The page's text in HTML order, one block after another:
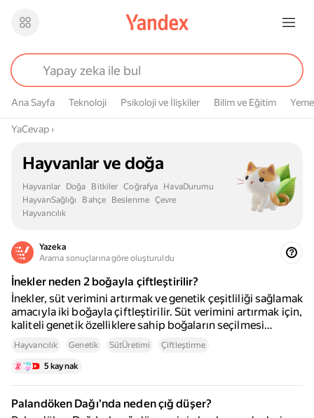
Ana Sayfa Teknoloji Psikoloji ve İlişkiler Bilim ve Eğitim
Buradasın
YaCevap›
Hayvanlar ve doğa
Hayvanlar Doğa Bitkiler Coğrafya
HavaDurumu
HayvanSağlığı
Bahçe Beslenme Çevre
Hayvancılık
Yazeka
Arama sonuçlarına göre oluşturuldu
İnekler neden 2 boğayla çiftleştirilir?
İnekler, süt verimini artırmak ve genetik çeşitliliği sağlamak
amacıyla iki boğayla çiftleştirilir. Süt verimini artırmak için,
kaliteli genetik özelliklere sahip boğaların seçilmesi
önemlidir. Genetik çeşitlilik, türün çevre şartlarına adapte
olma ve evrimleşme yeteneğini korur. Doğal çiftleşme
yöntemiyle bir boğa, yılda en fazla 200 ineği dölleyebilir.
Hayvancılık Genetik SütÜretimi Çiftleştirme
5 kaynak
Palandöken Dağı'nda neden çığ düşer?